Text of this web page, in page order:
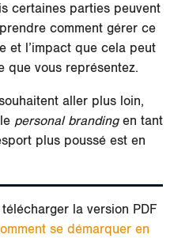
certaines parties peuvent
comment gérer ce
et l’impact que cela peut
que vous représentez.
aller plus loin,
personal brandingen tant
plus poussé est en
la version PDF
se démarquer en